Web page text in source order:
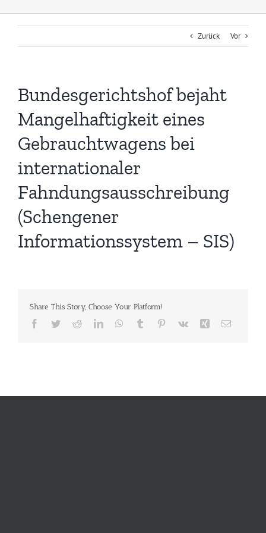
Zurück Vor
Bundesgerichtshof bejaht
Mangelhaftigkeit eines
Gebrauchtwagens bei
internationaler
Fahndungsausschreibung
(Schengener
Informationssystem – SIS)
Share This Story, Choose Your Platform!
Facebook
TwitterRedditLinkedInWhatsApp
Tumblr Pinterest
Vk Xing E-